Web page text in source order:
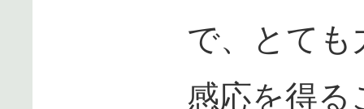
で、とても
感応を得る